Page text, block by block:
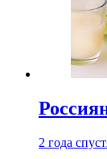
2 года